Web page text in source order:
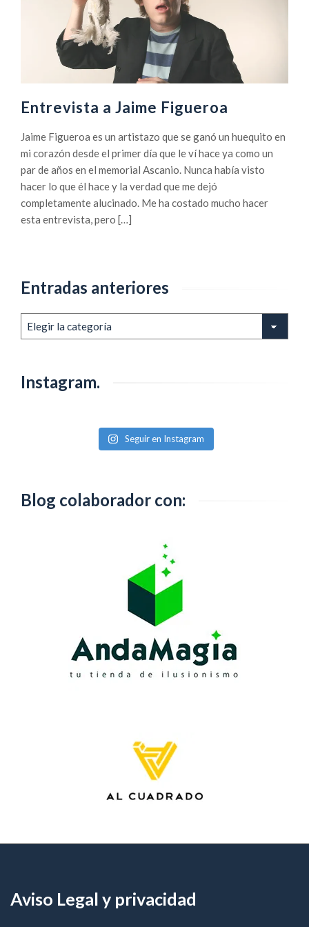
Entrevista a Jaime Figueroa
Jaime Figueroa es un artistazo que se ganó un huequito en
mi corazón desde el primer día que le ví hace ya como un
par de años en el memorial Ascanio. Nunca había visto
hacer lo que él hace y la verdad que me dejó
completamente alucinado. Me ha costado mucho hacer
esta entrevista, pero […]
Entradas anteriores
anteriores
Instagram.
Seguir en Instagram
Blog colaborador con:
Aviso Legal y privacidad